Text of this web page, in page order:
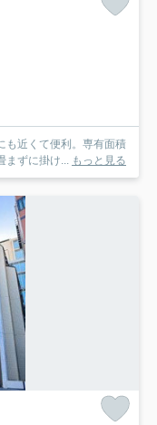
も近くて便利。専有面積
まずに掛け... もっと見る